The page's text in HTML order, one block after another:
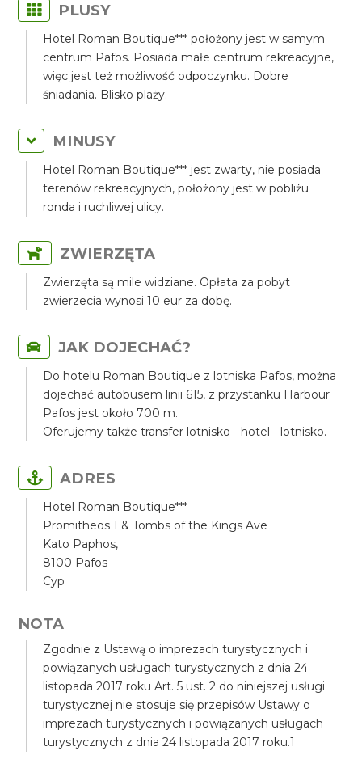
PLUSY
Hotel Roman Boutique*** położony jest w samym
centrum Pafos. Posiada małe centrum rekreacyjne,
więc jest też możliwość odpoczynku. Dobre
śniadania. Blisko plaży.
MINUSY
Hotel Roman Boutique*** jest zwarty, nie posiada
terenów rekreacyjnych, położony jest w pobliżu
ronda i ruchliwej ulicy.
ZWIERZĘTA
Zwierzęta są mile widziane. Opłata za pobyt
zwierzecia wynosi 10 eur za dobę.
JAK DOJECHAĆ?
Do hotelu Roman Boutique z lotniska Pafos, można
dojechać autobusem linii 615, z przystanku Harbour
Pafos jest około 700 m.
Oferujemy także transfer lotnisko - hotel - lotnisko.
ADRES
Hotel Roman Boutique***
Promitheos 1 & Tombs of the Kings Ave
Kato Paphos,
8100 Pafos
Cyp
NOTA
Zgodnie z Ustawą o imprezach turystycznych i
powiązanych usługach turystycznych z dnia 24
listopada 2017 roku Art. 5 ust. 2 do niniejszej usługi
turystycznej nie stosuje się przepisów Ustawy o
imprezach turystycznych i powiązanych usługach
turystycznych z dnia 24 listopada 2017 roku.1